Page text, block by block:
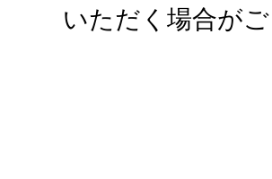
いただく場合がご